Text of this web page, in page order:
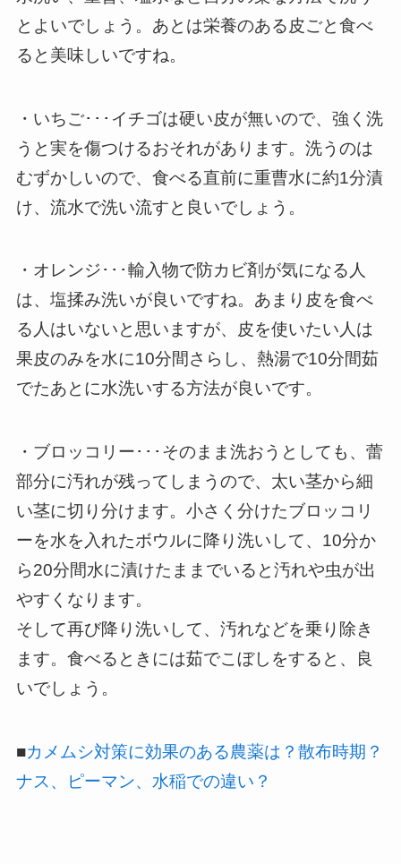
とよいでしょう。あとは栄養のある皮ごと食べ
ると美味しいですね。
・いちご･･･イチゴは硬い皮が無いので、強く洗
うと実を傷つけるおそれがあります。洗うのは
むずかしいので、食べる直前に重曹水に約1分漬
け、流水で洗い流すと良いでしょう。
・オレンジ･･･輸入物で防カビ剤が気になる人
は、塩揉み洗いが良いですね。あまり皮を食べ
る人はいないと思いますが、皮を使いたい人は
果皮のみを水に10分間さらし、熱湯で10分間茹
でたあとに水洗いする方法が良いです。
・ブロッコリー･･･そのまま洗おうとしても、蕾
部分に汚れが残ってしまうので、太い茎から細
い茎に切り分けます。小さく分けたブロッコリ
ーを水を入れたボウルに降り洗いして、10分か
ら20分間水に漬けたままでいると汚れや虫が出
やすくなります。
そして再び降り洗いして、汚れなどを乗り除き
ます。食べるときには茹でこぼしをすると、良
いでしょう。
■カメムシ対策に効果のある農薬は？散布時期？
ナス、ピーマン、水稲での違い？